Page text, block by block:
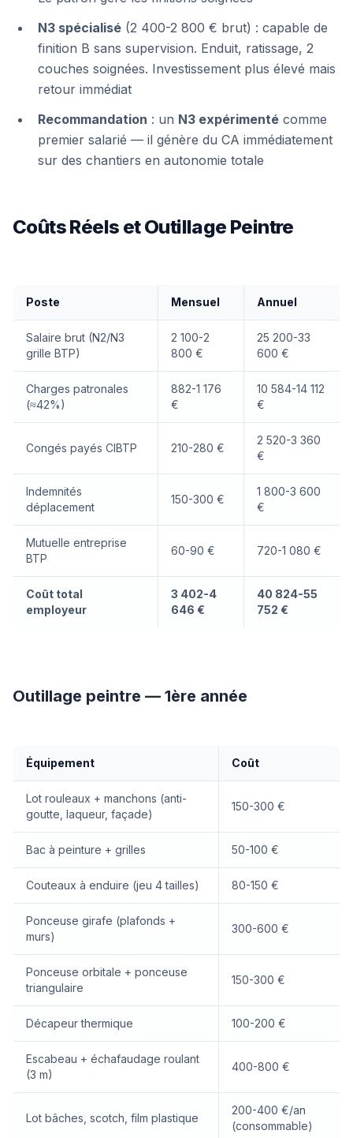
N3 spécialisé (2 400-2 800 € brut) : capable de
finition B sans supervision. Enduit, ratissage, 2
couches soignées. Investissement plus élevé mais
retour immédiat
Recommandation : un N3 expérimenté comme
premier salarié — il génère du CA immédiatement
sur des chantiers en autonomie totale
Coûts Réels et Outillage Peintre
Poste Mensuel Annuel
Salaire brut (N2/N3
grille BTP)
2 100-2
800 €
25 200-33
600 €
Charges patronales
(≈42%)
882-1 176
€
10 584-14 112
€
Congés payés CIBTP 210-280 €
2 520-3 360
€
Indemnités
déplacement
150-300 €
1 800-3 600
€
Mutuelle entreprise
BTP
60-90 € 720-1 080 €
Coût total
employeur
3 402-4
646 €
40 824-55
752 €
Outillage peintre — 1ère année
Équipement Coût
Lot rouleaux + manchons (anti-
goutte, laqueur, façade)
150-300 €
Bac à peinture + grilles 50-100 €
Couteaux à enduire (jeu 4 tailles) 80-150 €
Ponceuse girafe (plafonds +
murs)
300-600 €
Ponceuse orbitale + ponceuse
triangulaire
150-300 €
Décapeur thermique 100-200 €
Escabeau + échafaudage roulant
(3 m)
400-800 €
Lot bâches, scotch, film plastique
200-400 €/an
(consommable)